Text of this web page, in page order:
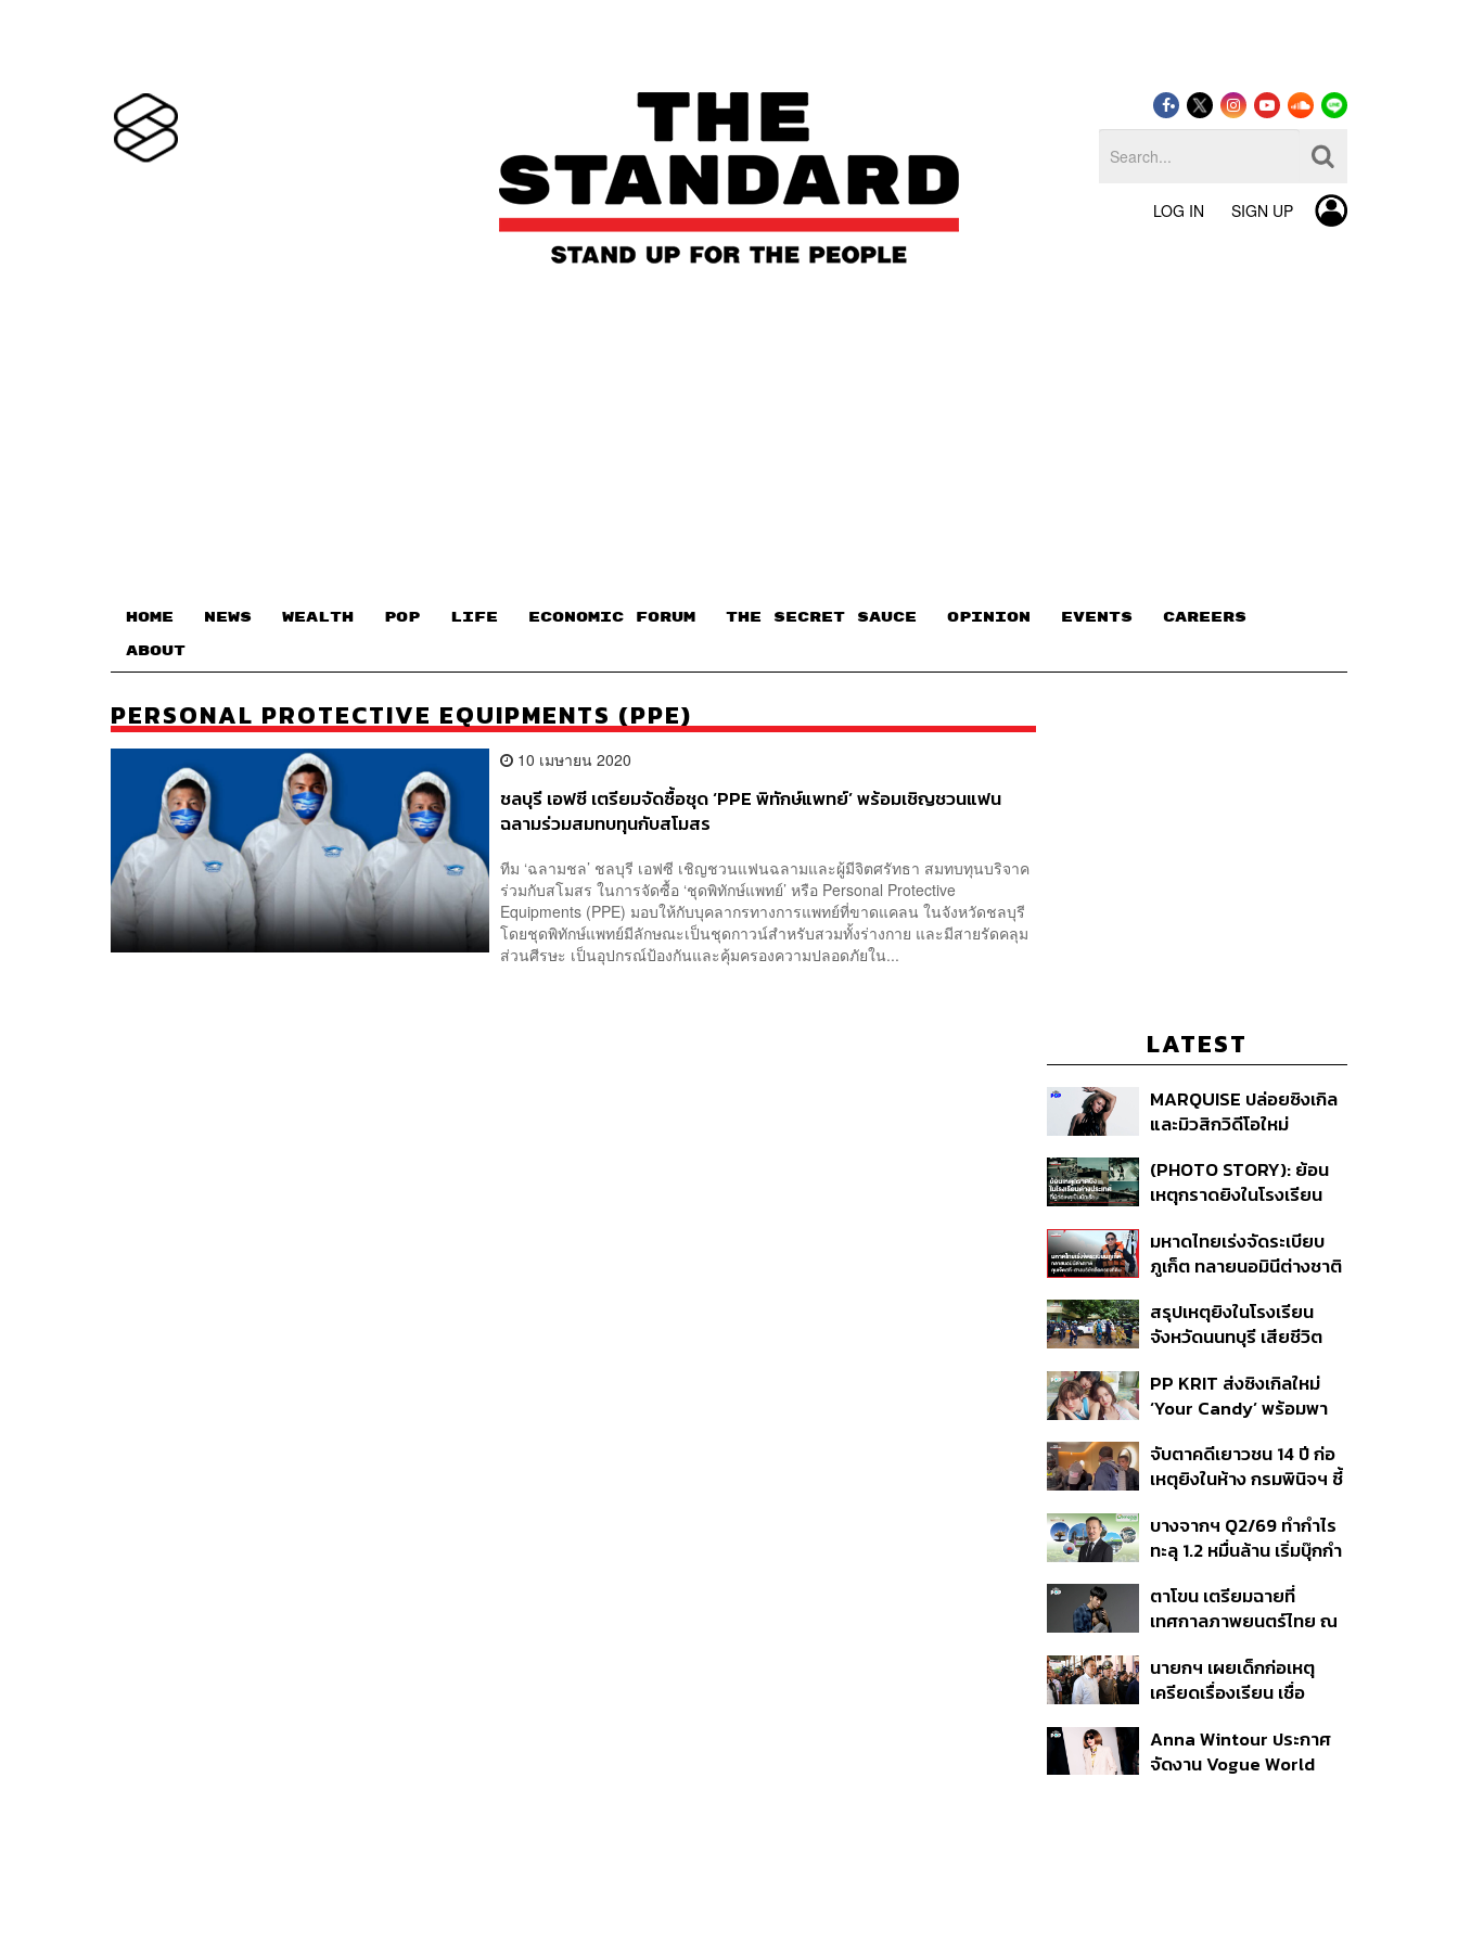
LOG IN SIGN UP
HOME NEWS WEALTH POP LIFE ECONOMIC FORUM THE SECRET SAUCE​ OPINION EVENTS CAREERS
ABOUT
PERSONAL PROTECTIVE EQUIPMENTS (PPE)
10 เมษายน 2020
ชลบุรี เอฟซี เตรียมจัดซื้อชุด ‘PPE พิทักษ์แพทย์’ พร้อมเชิญชวนแฟน
ฉลามร่วมสมทบทุนกับสโมสร
ทีม ‘ฉลามชล’ ชลบุรี เอฟซี เชิญชวนแฟนฉลามและผู้มีจิตศรัทธา สมทบทุนบริจาค
ร่วมกับสโมสร ในการจัดซื้อ ‘ชุดพิทักษ์แพทย์’ หรือ Personal Protective
Equipments (PPE) มอบให้กับบุคลากรทางการแพทย์ที่ขาดแคลน ในจังหวัดชลบุรี
โดยชุดพิทักษ์แพทย์มีลักษณะเป็นชุดกาวน์สำหรับสวมทั้งร่างกาย และมีสายรัดคลุม
ส่วนศีรษะ เป็นอุปกรณ์ป้องกันและคุ้มครองความปลอดภัยใน...
LATEST
MARQUISE ปล่อยซิงเกิล
และมิวสิกวิดีโอใหม่
สัมพันธ์สุด Toxic
(PHOTO STORY): ย้อน
เหตุกราดยิงในโรงเรียน
นักเรียน
มหาดไทยเร่งจัดระเบียบ
ภูเก็ต ทลายนอมินีต่างชาติ
ที่ดิน เคลียร์ใบอนุญาต
โรงแรมค้าง 7 ปี
สรุปเหตุยิงในโรงเรียน
จังหวัดนนทบุรี เสียชีวิต
ปมค้นประวัติคดีกราดยิงที่
สหรัฐฯ
PP KRIT ส่งซิงเกิลใหม่
‘Your Candy’ พร้อมพา
สิกวิดีโอ
จับตาคดีเยาวชน 14 ปี ก่อ
เหตุยิงในห้าง กรมพินิจฯ ชี้
เนื่อง ประเมินปล่อยตัว
บางจากฯ Q2/69 ทำกำไร
ทะลุ 1.2 หมื่นล้าน เริ่มบุ๊กกำ
แรก หนุนรายได้ครึ่งปีทะลุ
3.2 แสนล้าน
ตาโขน เตรียมฉายที่
เทศกาลภาพยนตร์ไทย ณ
นายกฯ เผยเด็กก่อเหตุ
เครียดเรื่องเรียน เชื่อ
กระสุนอีกกว่า 30 นัด หาก
ไม่จบชีวิตตัวเองอาจสูญ
Anna Wintour ประกาศ
จัดงาน Vogue World